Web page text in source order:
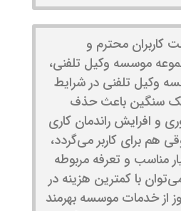
کاربران محترم و
موسسه وکیل تلفنی،
وکیل تلفنی در شرایط
سنگین باعث حذف
و افرایش راندمان کاری
هم برای کاربر می‌گردد،
مناسب و تعرفه مربوطه
با کمترین هزینه در
از خدمات موسسه بهرمند